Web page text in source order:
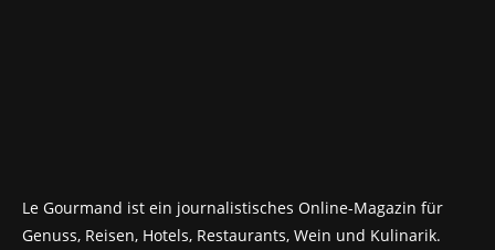
Le Gourmand ist ein journalistisches Online-Magazin für
Genuss, Reisen, Hotels, Restaurants, Wein und Kulinarik.